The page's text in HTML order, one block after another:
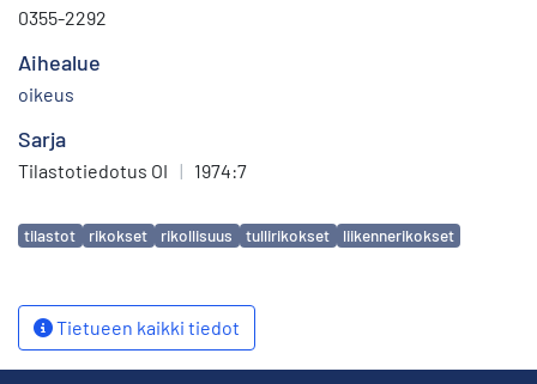
0355-2292
Aihealue
oikeus
Sarja
Tilastotiedotus OI | 1974:7
Avainsanat
tilastot rikokset rikollisuus tullirikokset liikennerikokset
Tietueen kaikki tiedot